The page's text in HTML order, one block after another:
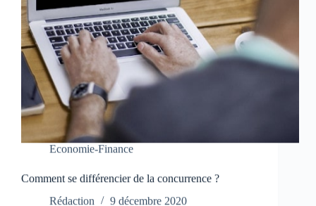
Economie-Finance
Comment se différencier de la concurrence ?
Rédaction
9 décembre 2020